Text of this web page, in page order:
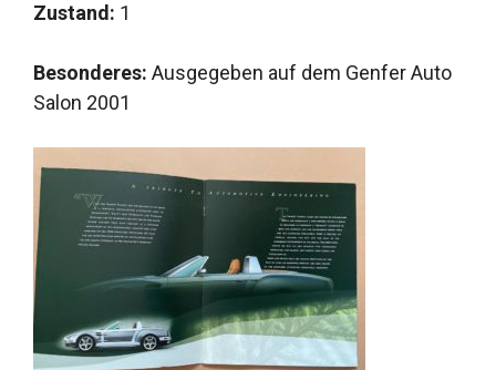
Zustand: 1
Besonderes: Ausgegeben auf dem Genfer Auto
Salon 2001